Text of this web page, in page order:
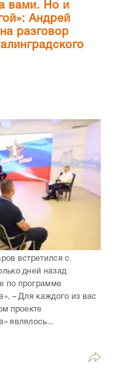
вами. Но и
Андрей
разговор
встретился с
дней назад
по программе
– Для каждого из вас
проекте
являлось...